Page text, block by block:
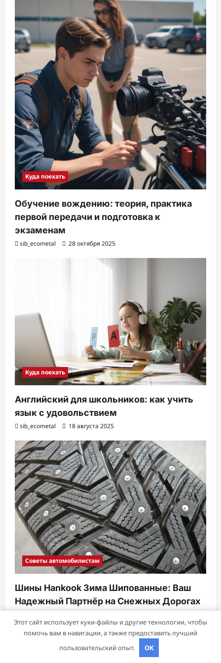
Куда поехать
Обучение вождению: теория, практика
первой передачи и подготовка к
экзаменам
sib_ecometal 28 октября 2025
Куда поехать
Английский для школьников: как учить
язык с удовольствием
sib_ecometal 18 августа 2025
Советы автомобилистам
Шины Hankook Зима Шипованные: Ваш
Надежный Партнёр на Снежных Дорогах
Авторское право © 2026 Все права зарезервированы.
Этот сайт использует куки-файлы и другие технологии, чтобы
помочь вам в навигации, а также предоставить лучший
пользовательский опыт.
OK